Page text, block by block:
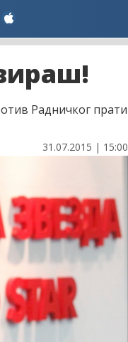
Радничког прати
31.07.2015 | 15:00